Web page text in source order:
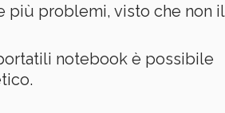
più problemi, visto che non il
notebook è possibile